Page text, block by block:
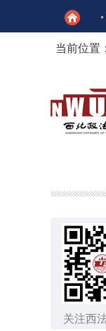
当前位置：
关注西